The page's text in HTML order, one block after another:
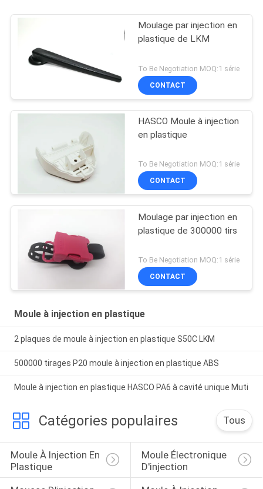
Moulage par injection en
plastique de LKM
To Be Negotiation MOQ:1 série
CONTACT
HASCO Moule à injection
en plastique
To Be Negotiation MOQ:1 série
CONTACT
Moulage par injection en
plastique de 300000 tirs
To Be Negotiation MOQ:1 série
CONTACT
Moule à injection en plastique
2 plaques de moule à injection en plastique S50C LKM
500000 tirages P20 moule à injection en plastique ABS
Moule à injection en plastique HASCO PA6 à cavité unique Muti
Catégories populaires Tous
Moule À Injection En
Plastique
Moule Électronique
D'injection